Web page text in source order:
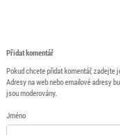
Přidat komentář
Pokud chcete přidat komentář,
Adresy na web nebo emailové adresy
jsou moderovány.
Jméno